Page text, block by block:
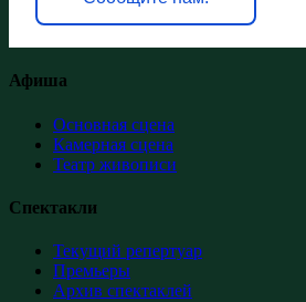
Афиша
Основная сцена
Камерная сцена
Театр живописи
Спектакли
Текущий репертуар
Премьеры
Архив спектаклей